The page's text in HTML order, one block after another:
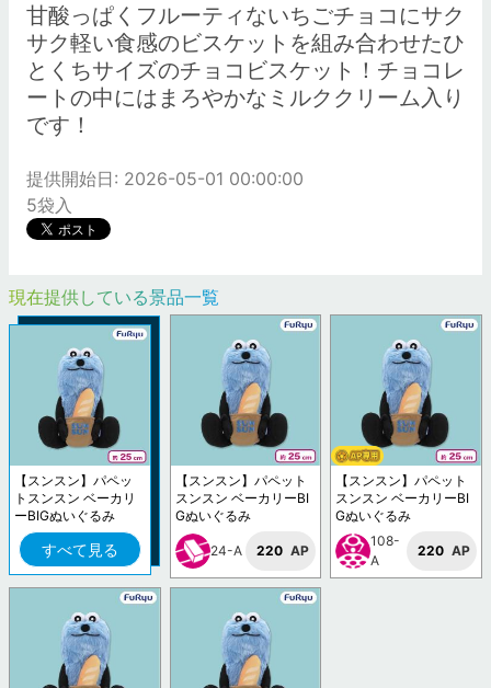
甘酸っぱくフルーティないちごチョコにサク
サク軽い食感のビスケットを組み合わせたひ
とくちサイズのチョコビスケット！チョコレ
ートの中にはまろやかなミルククリーム入り
です！
提供開始日: 2026-05-01 00:00:00
5袋入
現在提供している景品一覧
【スンスン】パペッ
トスンスン ベーカリ
ーBIGぬいぐるみ
すべて見る
【スンスン】パペット
スンスン ベーカリーBI
Gぬいぐるみ
24-A 220 AP
【スンスン】パペット
スンスン ベーカリーBI
Gぬいぐるみ
108-
A
220 AP